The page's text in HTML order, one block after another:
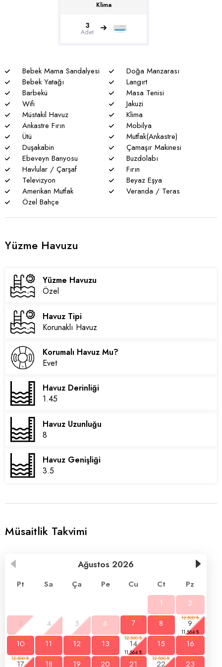
böcek, sinek vs. bulunma ihtimali vardır.
* Havuzu korunaklı villalarımızda sizlere %100 görünmeme
garantisi verememekteyiz. Bu villalarımızda her zaman %5
* Villalarımızda yaz aylarında yoğun nüfus artışı nedeniyle
nadiren de olsa elektrik ve su kesintileri yaşanabilmektedir.
Klima
3
Adet
Bebek Mama Sandalyesi
Doğa Manzarası
Bebek Yatağı
Langırt
Barbekü
Masa Tenisi
Wifi
Jakuzi
Müstakil Havuz
Klima
Ankastre Fırın
Mobilya
Ütü
Mutfak(Ankastre)
Duşakabin
Çamaşır Makinesi
Ebeveyn Banyosu
Buzdolabı
Havlular / Çarşaf
Fırın
Televizyon
Beyaz Eşya
Amerikan Mutfak
Veranda / Teras
Özel Bahçe
Yüzme Havuzu
Yüzme Havuzu
Özel
Havuz Tipi
Korunaklı Havuz
Korumalı Havuz Mu?
Evet
Havuz Derinliği
1.45
Havuz Uzunluğu
8
Havuz Genişliği
3.5
Müsaitlik Takvimi
Ağustos 2026
Pt Sa Ça Pe Cu Ct
Pz
1
2
3
4 5 6 7 8
9
10
11 12 13 14 15
16
17
18 19 20 21 22 23